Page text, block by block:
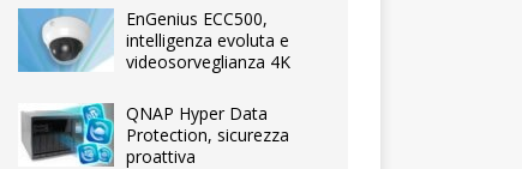
EnGenius ECC500,
intelligenza evoluta e
videosorveglianza 4K
QNAP Hyper Data
Protection, sicurezza
proattiva